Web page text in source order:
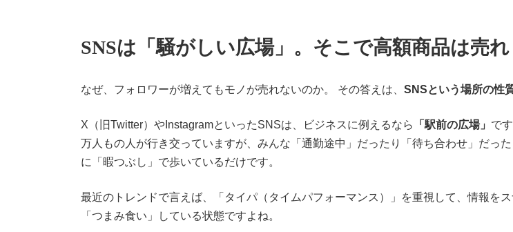
SNSは「騒がしい広場」。そこで高額商品は売
なぜ、フォロワーが増えてもモノが売れないのか。 その答えは、 SNSという場所の性
X（旧Twitter）やInstagramといったSNSは、ビジネスに例えるなら 「駅前の広場」 で
万人もの人が行き交っていますが、みんな「通勤途中」だったり「待ち合わせ」だっ
に「暇つぶし」で歩いているだけです。
最近のトレンドで言えば、「タイパ（タイムパフォーマンス）」を重視して、情報を
「つまみ食い」している状態ですよね。